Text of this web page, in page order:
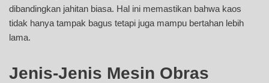
dibandingkan jahitan biasa. Hal ini memastikan bahwa kaos
tidak hanya tampak bagus tetapi juga mampu bertahan lebih
lama.
Jenis-Jenis Mesin Obras